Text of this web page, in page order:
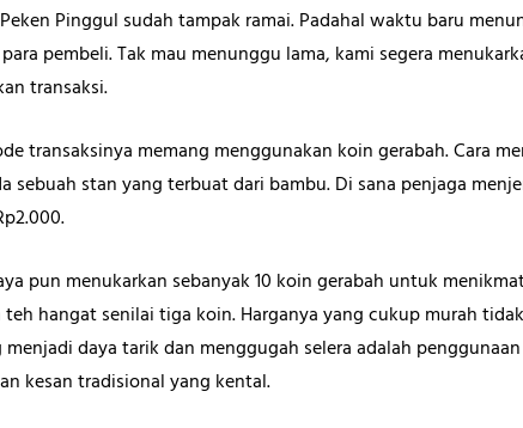
Pinggul sudah tampak ramai. Padahal waktu baru
pembeli. Tak mau menunggu lama, kami segera
transaksi.
transaksinya memang menggunakan koin gerabah. Cara
sebuah stan yang terbuat dari bambu. Di sana penjaga
pun menukarkan sebanyak 10 koin gerabah untuk
hangat senilai tiga koin. Harganya yang cukup murah
daya tarik dan menggugah selera adalah
kesan tradisional yang kental.